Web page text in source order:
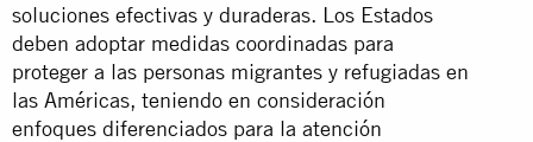
soluciones efectivas y duraderas. Los Estados
deben adoptar medidas coordinadas para
proteger a las personas migrantes y refugiadas en
las Américas, teniendo en consideración
enfoques diferenciados para la atención